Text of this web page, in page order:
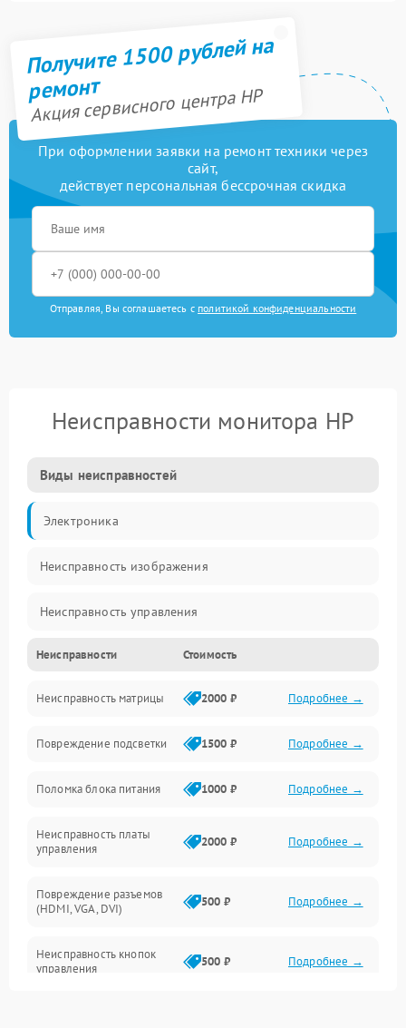
Получите 1500 рублей на
ремонт
Акция сервисного центра HP
При оформлении заявки на ремонт техники через
сайт,
действует персональная бессрочная скидка
Отправляя, Вы соглашаетесь с политикой конфиденциальности
Неисправности монитора HP
Виды неисправностей
Электроника
Неисправность изображения
Неисправность управления
Неисправность интерфейсов
Прочие неисправности
Неисправность звука
Механические повреждения
Неисправности Стоимость
Неисправность матрицы 2000 ₽ Подробнее →
Повреждение подсветки 1500 ₽ Подробнее →
Поломка блока питания 1000 ₽ Подробнее →
Неисправность платы
управления
2000 ₽ Подробнее →
Повреждение разъемов
(HDMI, VGA, DVI)
500 ₽ Подробнее →
Неисправность кнопок
управления
500 ₽ Подробнее →